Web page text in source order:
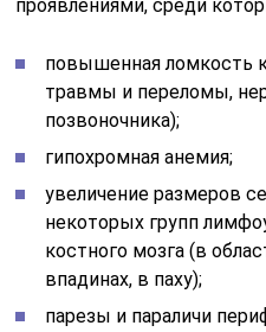
проявлениями, среди
повышенная ломкость
травмы и переломы,
позвоночника);
гипохромная анемия;
увеличение размеров
некоторых групп
костного мозга (в
впадинах, в паху);
парезы и параличи